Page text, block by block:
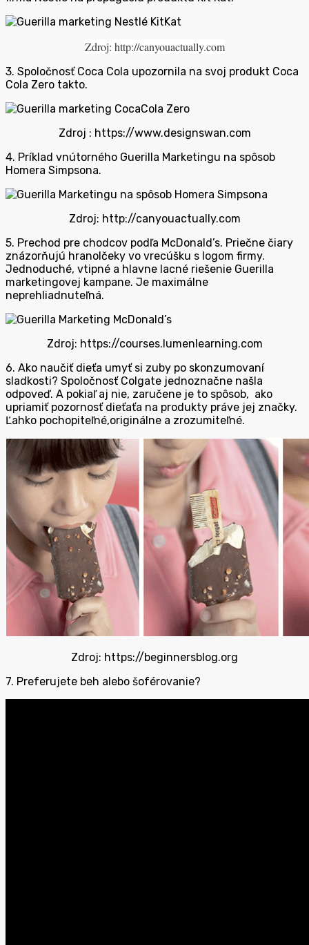
Zdroj: http://canyouactually.com
3. Spoločnosť Coca Cola upozornila na svoj produkt Coca
Cola Zero takto.
Zdroj : https://www.designswan.com
4. Príklad vnútorného Guerilla Marketingu na spôsob
Homera Simpsona.
Zdroj: http://canyouactually.com
5. Prechod pre chodcov podľa McDonald’s. Priečne čiary
znázorňujú hranolčeky vo vrecúšku s logom firmy.
Jednoduché, vtipné a hlavne lacné riešenie Guerilla
marketingovej kampane. Je maximálne
neprehliadnuteľná.
Zdroj: https://courses.lumenlearning.com
6. Ako naučiť dieťa umyť si zuby po skonzumovaní
sladkosti? Spoločnosť Colgate jednoznačne našla
odpoveď. A pokiaľ aj nie, zaručene je to spôsob, ako
upriamiť pozornosť dieťaťa na produkty práve jej značky.
Ľahko pochopiteľné,originálne a zrozumiteľné.
Zdroj: https://beginnersblog.org
7. Preferujete beh alebo šoférovanie?